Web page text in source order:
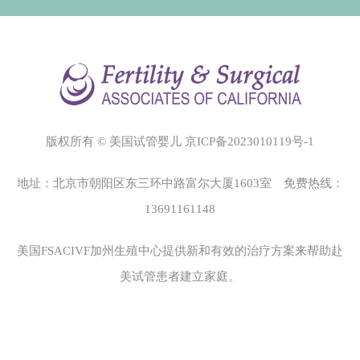
版权所有 © 美国试管婴儿 京ICP备2023010119号-1
地址：北京市朝阳区东三环中路富尔大厦1603室 免费热线：
13691161148
美国FSACIVF加州生殖中心提供新和有效的治疗方案来帮助赴
美试管患者建立家庭。